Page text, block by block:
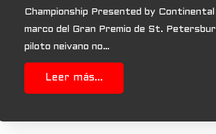
Championship Presented by Continental
marco del Gran Premio de St.
piloto neivano no…
Leer más...